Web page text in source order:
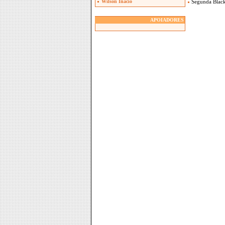
Wilson Inacio
APOIADORES
Segunda